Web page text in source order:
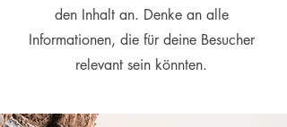
den Inhalt an. Denke an alle
Informationen, die für deine Besucher
relevant sein könnten.